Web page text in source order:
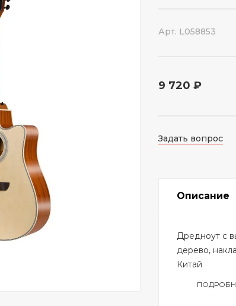
Арт. L058853
9 720 ₽
Задать вопрос
Описание
Дредноут с
дерево,
Китай